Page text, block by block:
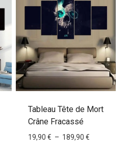
Tableau Tête de Mort
Crâne Fracassé
19,90 € – 189,90 €